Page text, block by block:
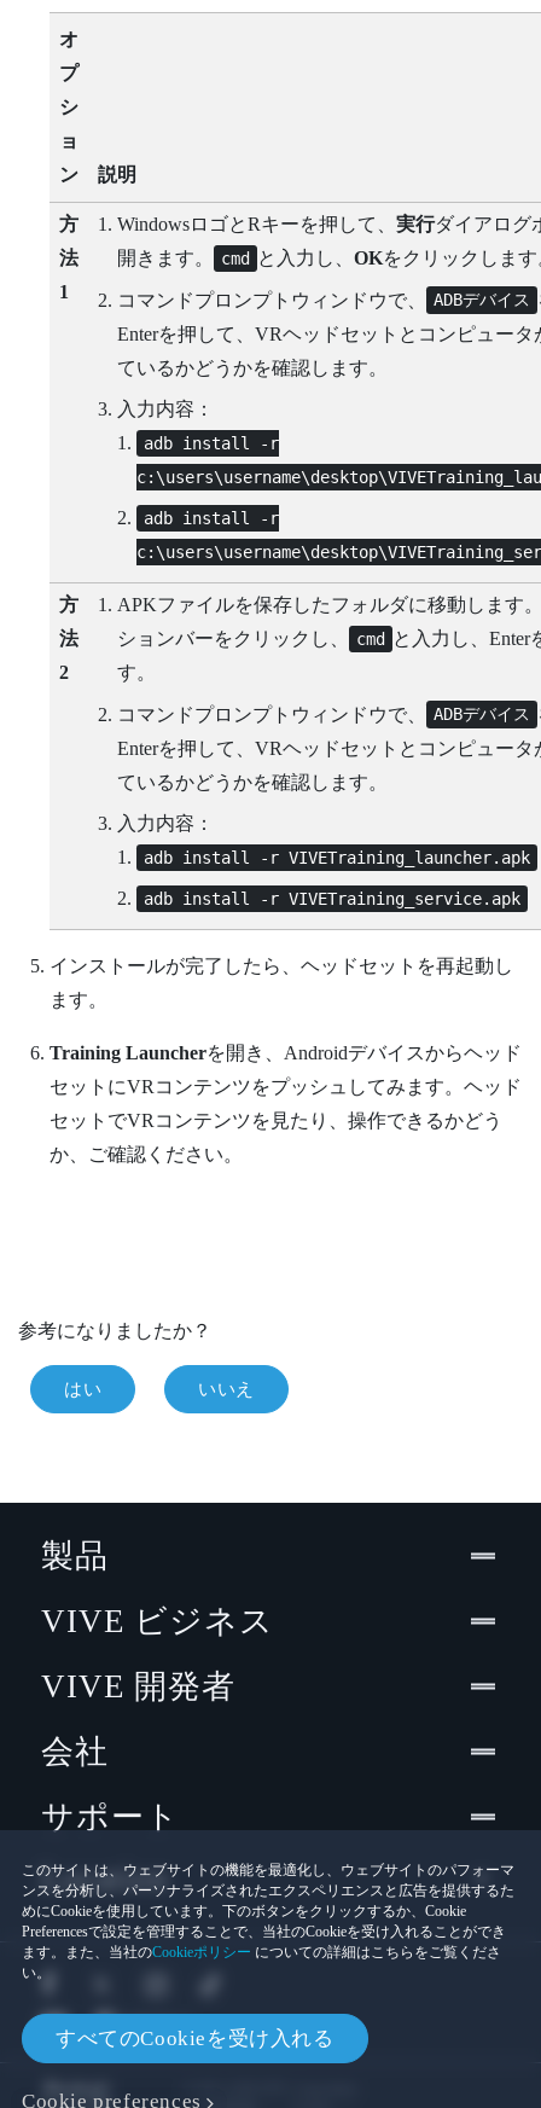
オ
プ
シ
ョ
ン
説明
方
法
1
WindowsロゴとRキーを押して、 実行ダイアログ
開きます。
cmd と入力し、OKをクリックしま
コマンドプロンプトウィンドウで、 ADBデバイス
Enterを押して、VRヘッドセットとコンピュータ
ているかどうかを確認します。
入力内容：
adb install -r
adb install -r
方
法
2
APKファイルを保存したフォルダに移動します
ションバーをクリックし、
cmd と入力し、Enter
す。
コマンドプロンプトウィンドウで、 ADBデバイス
Enterを押して、VRヘッドセットとコンピュータ
ているかどうかを確認します。
入力内容：
adb install -r VIVETraining_launcher.apk
adb install -r VIVETraining_service.apk
インストールが完了したら、ヘッドセットを再起動し
ます。
Training Launcherを開き、 Androidデバイスからヘッド
セットにVRコンテンツをプッシュしてみます。ヘッド
セットでVRコンテンツを見たり、操作できるかどう
か、ご確認ください。
参考になりましたか？
はい いいえ
このサイトは、ウェブサイトの機能を最適化し、ウェブサイトのパフォーマ
ンスを分析し、パーソナライズされたエクスペリエンスと広告を提供するた
めにCookieを使用しています。下のボタンをクリックするか、Cookie
Preferencesで設定を管理することで、当社のCookieを受け入れることができ
ます。また、当社のCookieポリシー についての詳細はこちらをご覧くださ
い。
すべてのCookieを受け入れる
Cookie preferences
製品
VIVE ビジネス
VIVE 開発者
会社
サポート
Location